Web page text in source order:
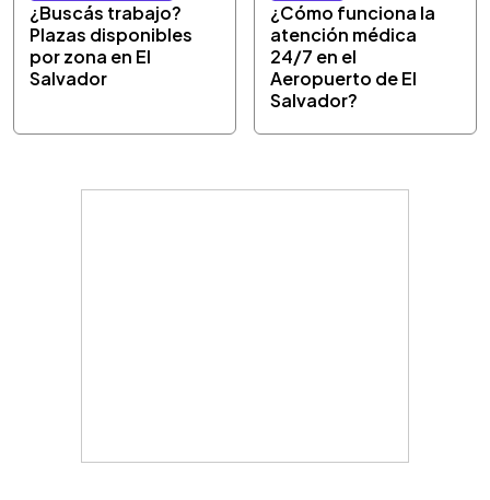
¿Buscás trabajo?
Plazas disponibles
por zona en El
Salvador
¿Cómo funciona la
atención médica
24/7 en el
Aeropuerto de El
Salvador?